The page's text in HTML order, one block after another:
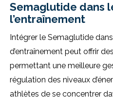
Semaglutide dans
l’entraînement
Intégrer le Semaglutide
d’entraînement peut offrir
permettant une meilleure
régulation des niveaux
athlètes de se concentrer